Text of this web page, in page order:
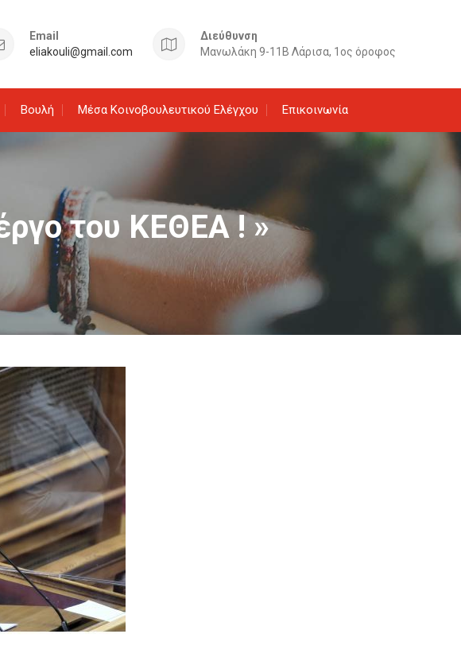
Email
eliakouli@gmail.com
Διεύθυνση
Μανωλάκη 9-11Β Λάρισα, 1ος όροφος
Βουλή Μέσα Κοινοβουλευτικού Ελέγχου Επικοινωνία
του ΚΕΘΕΑ ! »